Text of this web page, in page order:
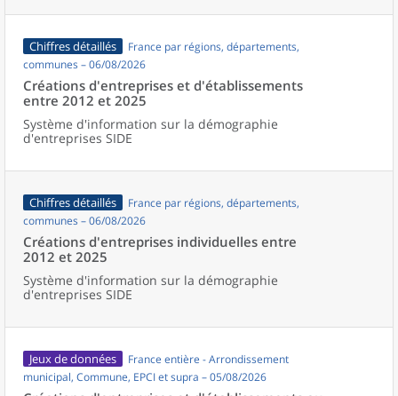
Chiffres détaillés
France par régions, départements,
communes – 06/08/2026
Créations d'entreprises et d'établissements
entre 2012 et 2025
Système d'information sur la démographie
d'entreprises SIDE
Chiffres détaillés
France par régions, départements,
communes – 06/08/2026
Créations d'entreprises individuelles entre
2012 et 2025
Système d'information sur la démographie
d'entreprises SIDE
Jeux de données
France entière - Arrondissement
municipal, Commune, EPCI et supra – 05/08/2026